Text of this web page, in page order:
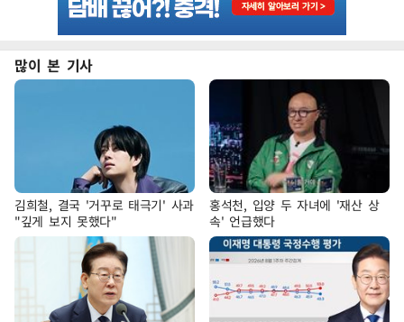
많이 본 기사
김희철, 결국 '거꾸로 태극기' 사과
"깊게 보지 못했다"
홍석천, 입양 두 자녀에 '재산 상
속' 언급했다